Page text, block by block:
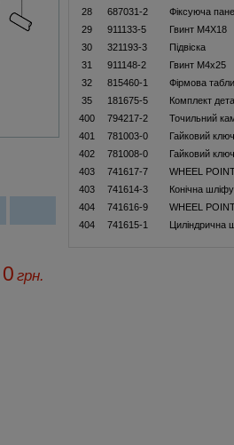
0 грн.
28
687031-2 Фіксуюча
29
911133-5 Гвинт M4X18
30
321193-3 Підвіска
31
911148-2 Гвинт M4x25
32
815460-1 Фiрмова
35
181675-5 Комплект
400
794217-2 Точильний
401
781003-0 Гайковий
402
781008-0 Гайковий
403
741617-7 WHEEL
403
741614-3 Конiчна
404
741616-9 WHEEL
404
741615-1 Цилiндрична